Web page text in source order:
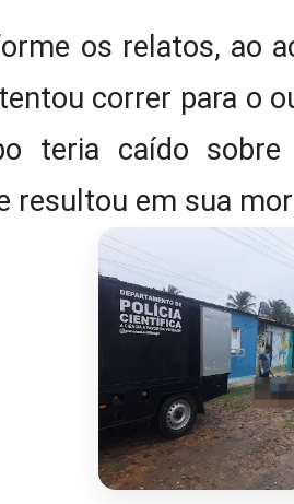
os relatos, ao
correr para o
teria caído sobre
resultou em sua